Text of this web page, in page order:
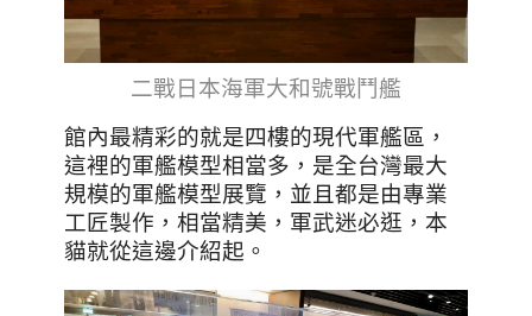
二戰日本海軍大和號戰鬥艦
館內最精彩的就是四樓的現代軍艦區，
這裡的軍艦模型相當多，是全台灣最大
規模的軍艦模型展覽，並且都是由專業
工匠製作，相當精美，軍武迷必逛，本
貓就從這邊介紹起。